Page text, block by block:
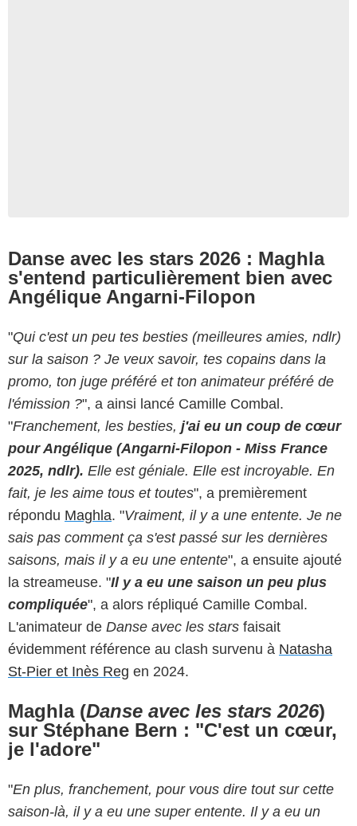
Danse avec les stars 2026 : Maghla
s'entend particulièrement bien avec
Angélique Angarni-Filopon
"Qui c'est un peu tes besties (meilleures amies, ndlr)
sur la saison ? Je veux savoir, tes copains dans la
promo, ton juge préféré et ton animateur préféré de
l'émission ?", a ainsi lancé Camille Combal.
"Franchement, les besties, j'ai eu un coup de cœur
pour Angélique (Angarni-Filopon - Miss France
2025, ndlr). Elle est géniale. Elle est incroyable. En
fait, je les aime tous et toutes", a premièrement
répondu Maghla. "Vraiment, il y a une entente. Je ne
sais pas comment ça s'est passé sur les dernières
saisons, mais il y a eu une entente", a ensuite ajouté
la streameuse. "Il y a eu une saison un peu plus
compliquée", a alors répliqué Camille Combal.
L'animateur de Danse avec les stars faisait
évidemment référence au clash survenu à Natasha
St-Pier et Inès Reg en 2024.
Maghla (Danse avec les stars 2026)
sur Stéphane Bern : "C'est un cœur,
je l'adore"
"En plus, franchement, pour vous dire tout sur cette
saison-là, il y a eu une super entente. Il y a eu un